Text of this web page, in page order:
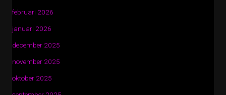
februari 2026
januari 2026
december 2025
november 2025
oktober 2025